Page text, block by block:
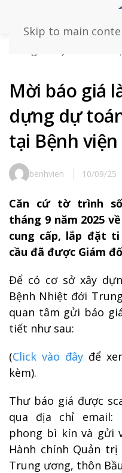
Skip to main
Bệnh viện
Mời báo giá
dựng dự
tại Bệnh viện
benhvien 10/09/25
Căn cứ tờ trình số
tháng 9 năm 2025
cung cấp, lắp đặt
cầu đã được Giám
Để có cơ sở xây
Bệnh Nhiệt đới
quan tâm gửi báo
tiết như sau:
(Click vào đây để
kèm).
Thư báo giá được
qua địa chỉ email:
phong bì kín và gửi
Hành chính Quản
Trung ương, thôn